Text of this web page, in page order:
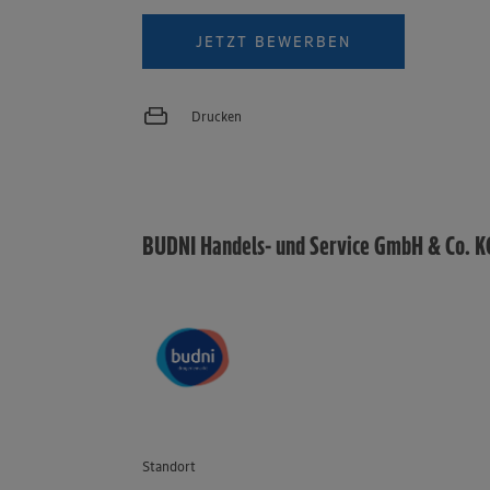
JETZT BEWERBEN
Drucken
BUDNI Handels- und Service GmbH & Co.
Standort